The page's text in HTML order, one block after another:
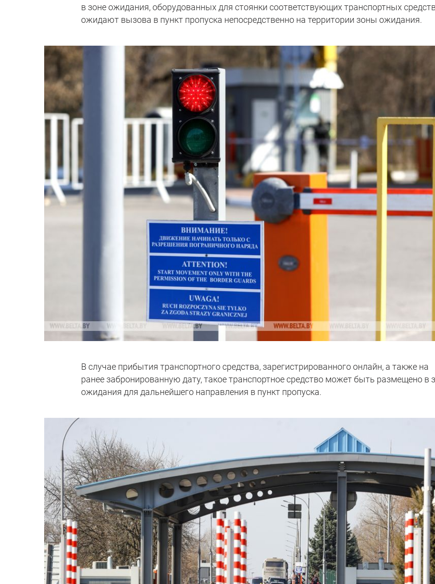
в зоне ожидания, оборудованных для стоянки соответствующих транспортных
ожидают вызова в пункт пропуска непосредственно на территории зоны ожидания.
В случае прибытия транспортного средства, зарегистрированного онлайн, а также на
ранее забронированную дату, такое транспортное средство может быть размещено в
ожидания для дальнейшего направления в пункт пропуска.